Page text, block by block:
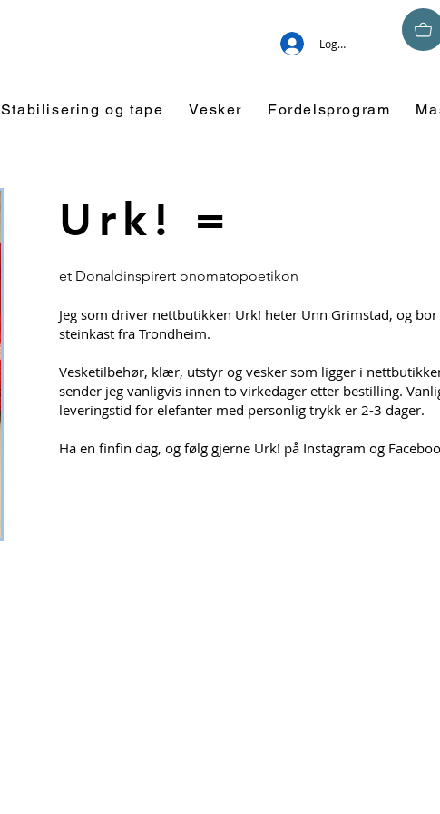
Logg inn
Stabilisering og tape Vesker Fordelsprogram
Urk! =
et Donaldinspirert onomatopoetikon
Jeg som driver nettbutikken Urk! heter Unn Grimstad, og
steinkast fra Trondheim.
Vesketilbehør, klær, utstyr og vesker som ligger i
sender jeg vanligvis innen to virkedager etter bestilling.
leveringstid for elefanter med personlig trykk er 2-3 dager.
Ha en finfin dag, og følg gjerne Urk! på Instagram og